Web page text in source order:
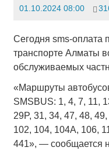
01.10.2024 08:00
Сегодня sms-оплата
транспорте Алматы
обслуживаемых
«Маршруты
SMSBUS: 1, 4, 7, 11,
29P, 31, 34, 47, 48,
102, 104, 104A, 106,
441», — сообщается